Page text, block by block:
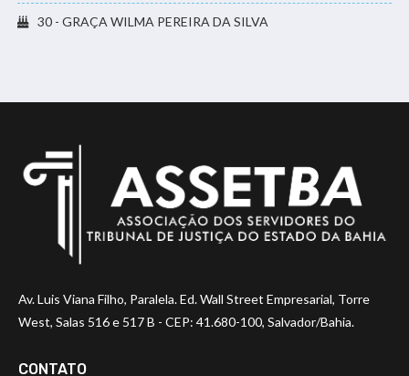
30 - GRAÇA WILMA PEREIRA DA SILVA
Av. Luis Viana Filho, Paralela. Ed. Wall Street Empresarial, Torre
West, Salas 516 e 517 B - CEP: 41.680-100, Salvador/Bahia.
CONTATO